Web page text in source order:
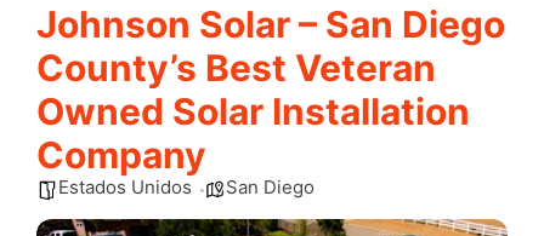
Johnson Solar – San Diego
County’s Best Veteran
Owned Solar Installation
Company
Estados Unidos San Diego